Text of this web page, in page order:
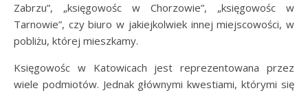
Zabrzu”, „księgowośc w Chorzowie”, „księgowośc w
Tarnowie”, czy biuro w jakiejkolwiek innej miejscowości, w
pobliżu, której mieszkamy.
Księgowośc w Katowicach jest reprezentowana przez
wiele podmiotów. Jednak głównymi kwestiami, którymi się